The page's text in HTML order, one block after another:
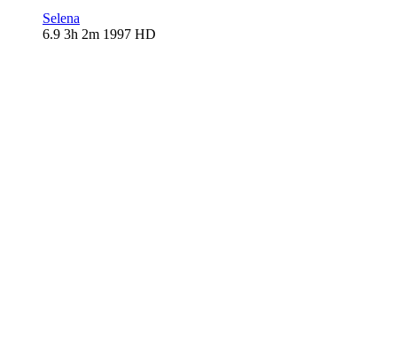
Selena
6.9 3h 2m 1997 HD